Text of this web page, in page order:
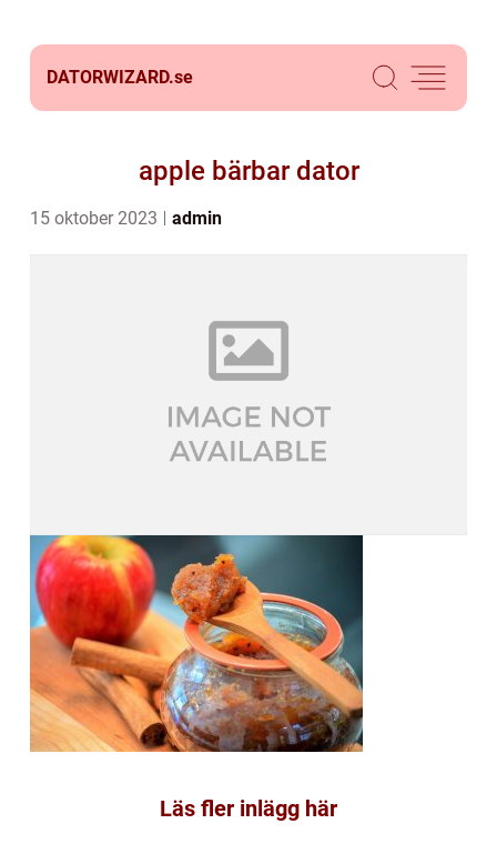
DATORWIZARD.se
apple bärbar dator
15 oktober 2023 admin
Läs fler inlägg här